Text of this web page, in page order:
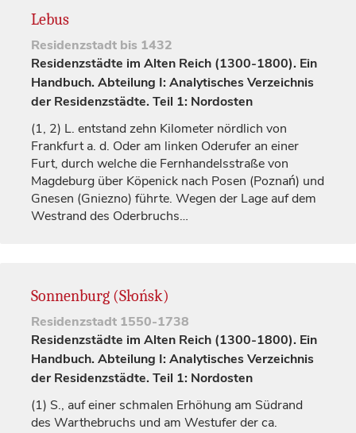
Lebus
Residenzstadt bis 1432
Residenzstädte im Alten Reich (1300-1800). Ein
Handbuch. Abteilung I: Analytisches Verzeichnis
der Residenzstädte. Teil 1: Nordosten
(1, 2) L. entstand zehn Kilometer nördlich von
Frankfurt a. d. Oder am linken Oderufer an einer
Furt, durch welche die Fernhandelsstraße von
Magdeburg über Köpenick nach Posen (Poznań) und
Gnesen (Gniezno) führte. Wegen der Lage auf dem
Westrand des Oderbruchs…
Sonnenburg (Sŀońsk)
Residenzstadt 1550-1738
Residenzstädte im Alten Reich (1300-1800). Ein
Handbuch. Abteilung I: Analytisches Verzeichnis
der Residenzstädte. Teil 1: Nordosten
(1) S., auf einer schmalen Erhöhung am Südrand
des Warthebruchs und am Westufer der ca.